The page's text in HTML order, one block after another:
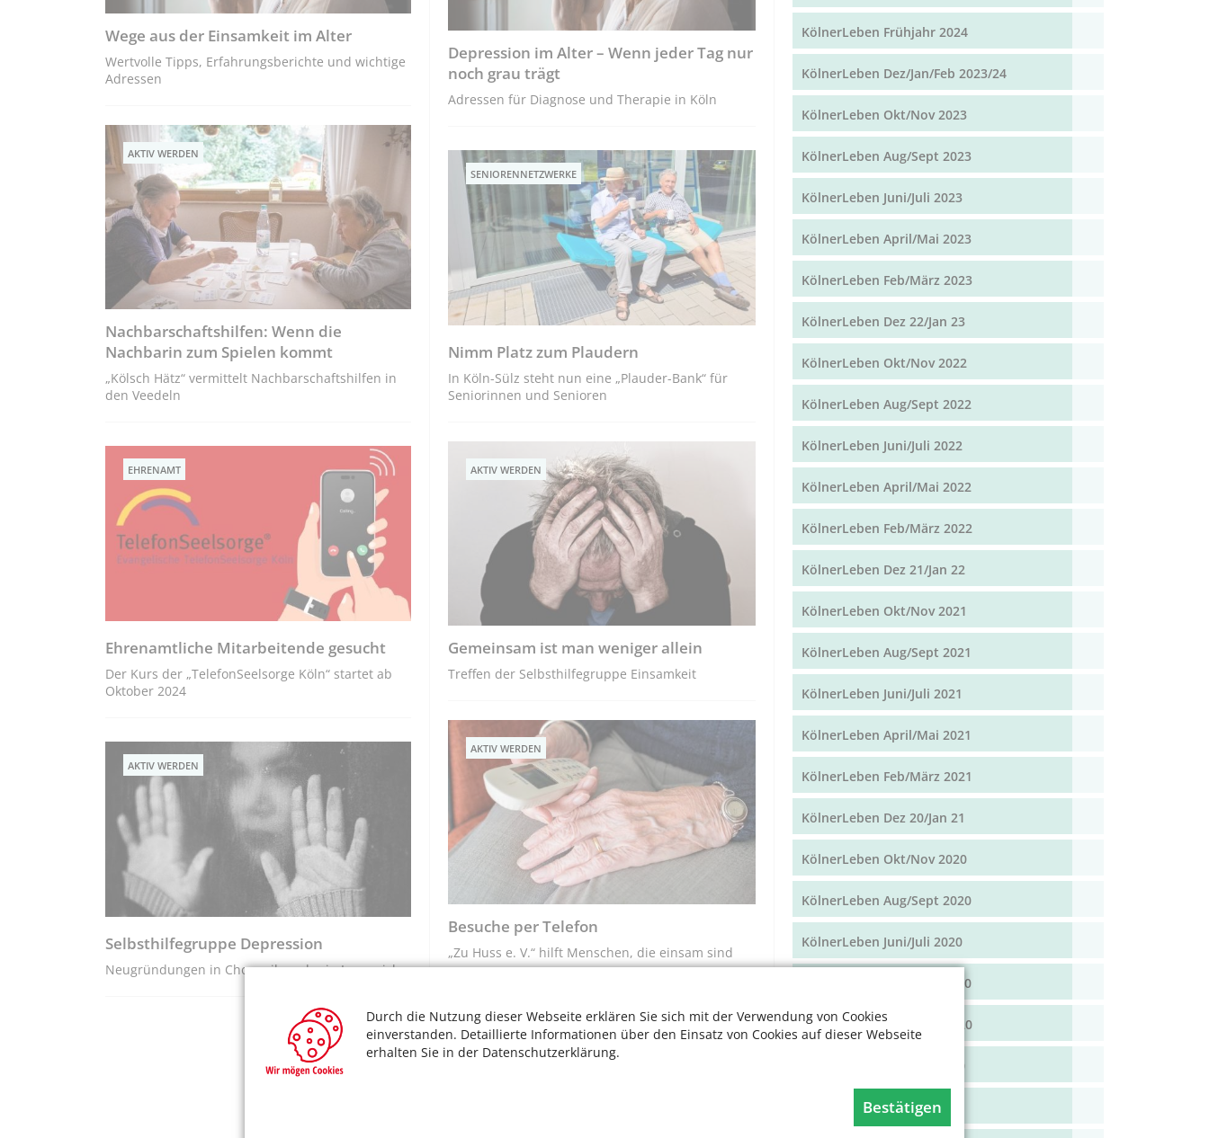
Durch die Nutzung dieser Webseite erklären Sie sich mit der Verwendung von Cookies
einverstanden. Detaillierte Informationen über den Einsatz von Cookies auf dieser Webseite
erhalten Sie in der Datenschutzerklärung.
Bestätigen
Wege aus der Einsamkeit im Alter
Wertvolle Tipps, Erfahrungsberichte und wichtige
Adressen
AKTIV WERDEN
Nachbarschaftshilfen: Wenn die
Nachbarin zum Spielen kommt
„Kölsch Hätz“ vermittelt Nachbarschaftshilfen in
den Veedeln
EHRENAMT
Ehrenamtliche Mitarbeitende gesucht
Der Kurs der „TelefonSeelsorge Köln“ startet ab
Oktober 2024
AKTIV WERDEN
Selbsthilfegruppe Depression
Neugründungen in Chorweiler oder in Longerich
Depression im Alter – Wenn jeder Tag nur
noch grau trägt
Adressen für Diagnose und Therapie in Köln
SENIORENNETZWERKE
Nimm Platz zum Plaudern
In Köln-Sülz steht nun eine „Plauder-Bank“ für
Seniorinnen und Senioren
AKTIV WERDEN
Gemeinsam ist man weniger allein
Treffen der Selbsthilfegruppe Einsamkeit
AKTIV WERDEN
Besuche per Telefon
„Zu Huss e. V.“ hilft Menschen, die einsam sind
KölnerLeben Frühjahr 2024
KölnerLeben Dez/Jan/Feb 2023/24
KölnerLeben Okt/Nov 2023
KölnerLeben Aug/Sept 2023
KölnerLeben Juni/Juli 2023
KölnerLeben April/Mai 2023
KölnerLeben Feb/März 2023
KölnerLeben Dez 22/Jan 23
KölnerLeben Okt/Nov 2022
KölnerLeben Aug/Sept 2022
KölnerLeben Juni/Juli 2022
KölnerLeben April/Mai 2022
KölnerLeben Feb/März 2022
KölnerLeben Dez 21/Jan 22
KölnerLeben Okt/Nov 2021
KölnerLeben Aug/Sept 2021
KölnerLeben Juni/Juli 2021
KölnerLeben April/Mai 2021
KölnerLeben Feb/März 2021
KölnerLeben Dez 20/Jan 21
KölnerLeben Okt/Nov 2020
KölnerLeben Aug/Sept 2020
KölnerLeben Juni/Juli 2020
KölnerLeben April/Mai 2020
KölnerLeben Feb/März 2020
KölnerLeben Dez 19/Jan 20
KölnerLeben Okt/Nov 19